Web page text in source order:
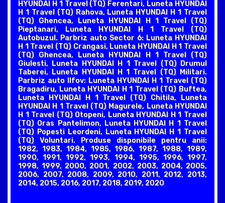
HYUNDAI H 1 Travel (TQ) Ferentari, Luneta HYUNDAI
H 1 Travel (TQ) Rahova, Luneta HYUNDAI H 1 Travel
(TQ) Ghencea, Luneta HYUNDAI H 1 Travel (TQ)
Pieptanari, Luneta HYUNDAI H 1 Travel (TQ)
Autobuzul. Parbriz auto Sector 6: Luneta HYUNDAI
H 1 Travel (TQ) Crangasi, Luneta HYUNDAI H 1 Travel
(TQ) Ghencea, Luneta HYUNDAI H 1 Travel (TQ)
Giulesti, Luneta HYUNDAI H 1 Travel (TQ) Drumul
Taberei, Luneta HYUNDAI H 1 Travel (TQ) Militari.
Parbriz auto Ilfov: Luneta HYUNDAI H 1 Travel (TQ)
Bragadiru, Luneta HYUNDAI H 1 Travel (TQ) Buftea,
Luneta HYUNDAI H 1 Travel (TQ) Chitila, Luneta
HYUNDAI H 1 Travel (TQ) Magurele, Luneta HYUNDAI
H 1 Travel (TQ) Otopeni, Luneta HYUNDAI H 1 Travel
(TQ) Oras Pantelimon, Luneta HYUNDAI H 1 Travel
(TQ) Popesti Leordeni, Luneta HYUNDAI H 1 Travel
(TQ) Voluntari. Produse disponibile pentru anii:
1982, 1983, 1984, 1985, 1986, 1987, 1988, 1989,
1990, 1991, 1992, 1993, 1994, 1995, 1996, 1997,
1998, 1999, 2000, 2001, 2002, 2003, 2004, 2005,
2006, 2007, 2008, 2009, 2010, 2011, 2012, 2013,
2014, 2015, 2016, 2017, 2018, 2019, 2020